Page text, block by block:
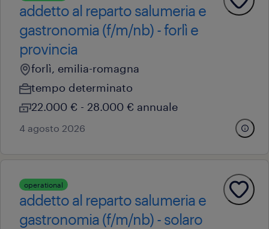
addetto al reparto salumeria e
gastronomia (f/m/nb) - forlì e
provincia
forlì, emilia-romagna
tempo determinato
22.000 € - 28.000 € annuale
4 agosto 2026
operational
addetto al reparto salumeria e
gastronomia (f/m/nb) - solaro